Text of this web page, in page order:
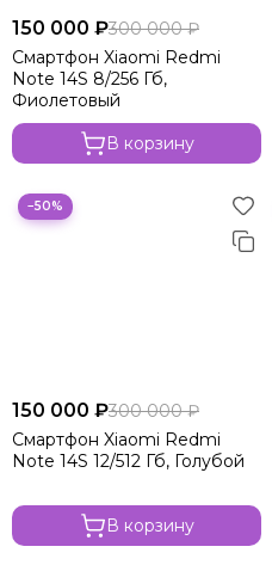
150 000 ₽300 000 ₽
Смартфон Xiaomi Redmi
Note 14S 8/256 Гб,
Фиолетовый
В корзину
−50%
150 000 ₽300 000 ₽
Смартфон Xiaomi Redmi
Note 14S 12/512 Гб, Голубой
В корзину